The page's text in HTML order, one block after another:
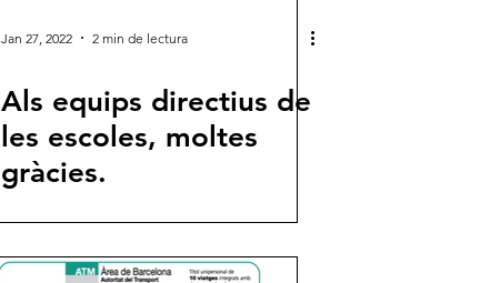
Jan 27, 2022 2 min de lectura
Als equips directius de
les escoles, moltes
gràcies.